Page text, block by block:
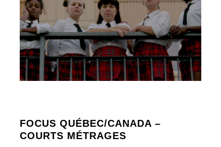
FOCUS QUÉBEC/CANADA –
COURTS MÉTRAGES